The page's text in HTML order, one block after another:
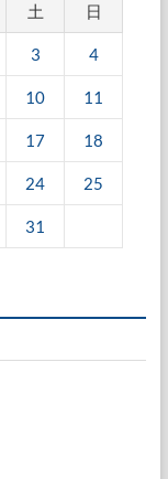
土 日
3 4
10 11
17 18
24 25
31